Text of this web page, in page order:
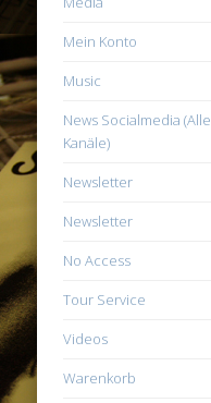
Mein Konto
Music
News Socialmedia (Alle
Kanäle)
Newsletter
Newsletter
No Access
Tour Service
Videos
Warenkorb